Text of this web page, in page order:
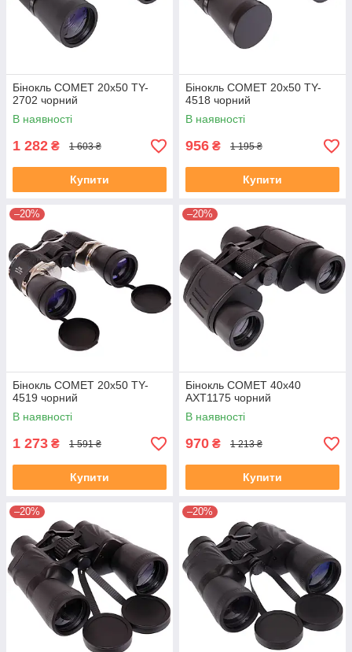
Бінокль COMET 20х50 TY-
2702 чорний
В наявності
1 282 ₴ 1 603 ₴
Купити
Бінокль COMET 20х50 TY-
4518 чорний
В наявності
956 ₴ 1 195 ₴
Купити
–20%
Бінокль COMET 20х50 TY-
4519 чорний
В наявності
1 273 ₴ 1 591 ₴
Купити
–20%
Бінокль COMET 40х40
AXT1175 чорний
В наявності
970 ₴ 1 213 ₴
Купити
–20% –20%